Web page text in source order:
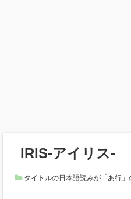
IRIS-アイリス-
タイトルの日本語読みが「あ行」